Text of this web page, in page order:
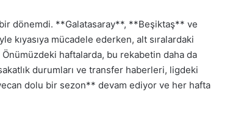
dönemdi. **Galatasaray**, **Beşiktaş** ve
kıyasıya mücadele ederken, alt sıralardaki
haftalarda, bu rekabetin daha da
durumları ve transfer haberleri, ligdeki
dolu bir sezon** devam ediyor ve her hafta